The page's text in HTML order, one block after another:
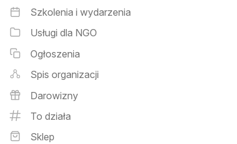
Szkolenia i wydarzenia
Usługi dla NGO
Ogłoszenia
Spis organizacji
Darowizny
To działa
Sklep